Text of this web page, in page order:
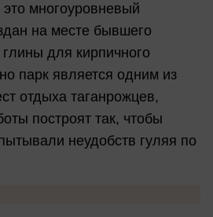
многоуровневый
на месте бывшего
для кирпичного
парк является одним из
отдыха таганрожцев,
построят так, чтобы
неудобств гуляя по